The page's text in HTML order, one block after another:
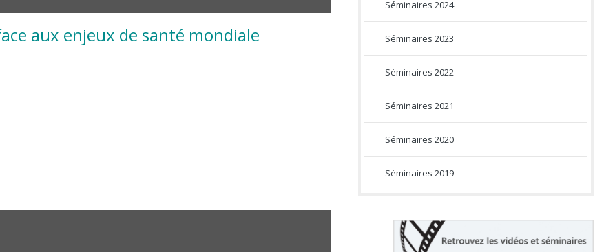
aux enjeux de santé mondiale
Séminaires 2024
Séminaires 2023
Séminaires 2022
Séminaires 2021
Séminaires 2020
Séminaires 2019